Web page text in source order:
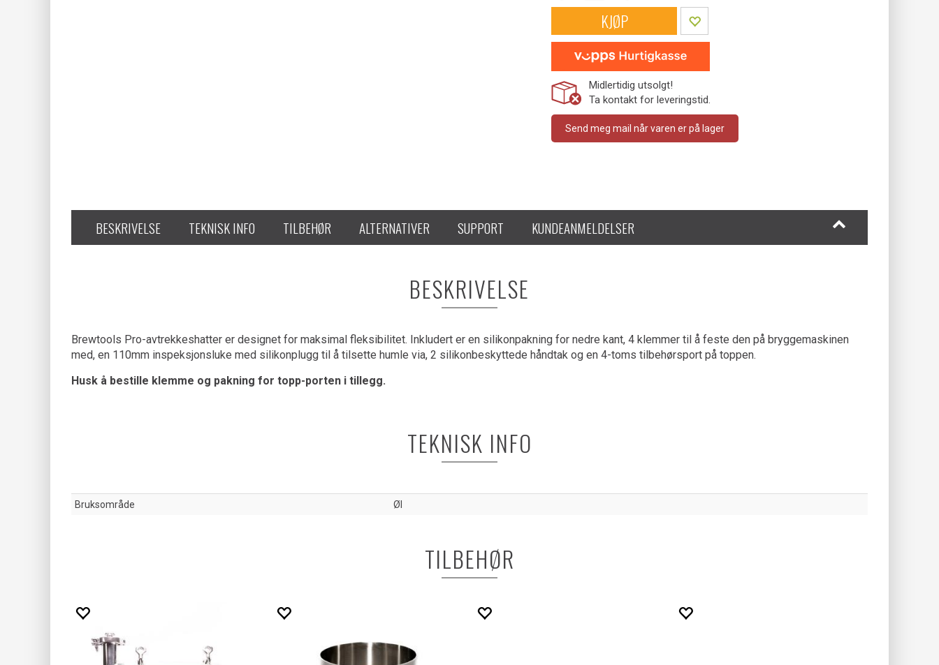
KJØP
Midlertidig utsolgt!
Ta kontakt for leveringstid.
Send meg mail når varen er på lager
BESKRIVELSE TEKNISK INFO TILBEHØR ALTERNATIVER SUPPORT KUNDEANMELDELSER
BESKRIVELSE
Brewtools Pro-avtrekkeshatter er designet for maksimal fleksibilitet. Inkludert er en silikonpakning for nedre kant, 4 klemmer til å feste den på bryggemaskinen
med, en 110mm inspeksjonsluke med silikonplugg til å tilsette humle via, 2 silikonbeskyttede håndtak og en 4-toms tilbehørsport på toppen.
Husk å bestille klemme og pakning for topp-porten i tillegg.
TEKNISK INFO
Bruksområde Øl
TILBEHØR